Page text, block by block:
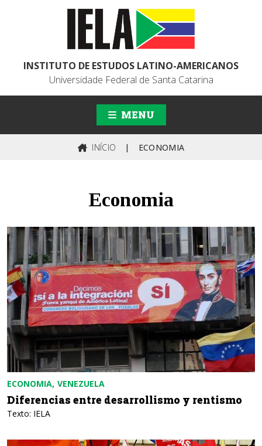
INSTITUTO DE ESTUDOS LATINO-AMERICANOS
Universidade Federal de Santa Catarina
MENU
INÍCIO | ECONOMIA
Economia
ECONOMIA VENEZUELA
Diferencias entre desarrollismo y rentismo
Texto: IELA